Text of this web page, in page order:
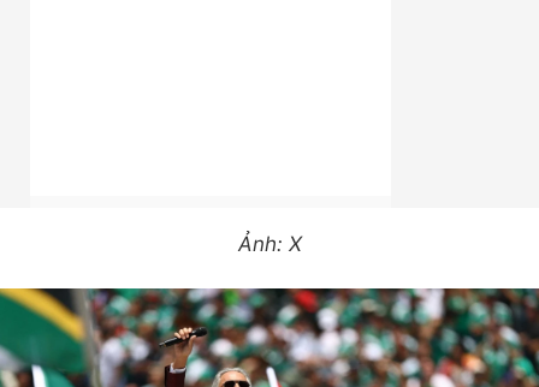
Ảnh: X